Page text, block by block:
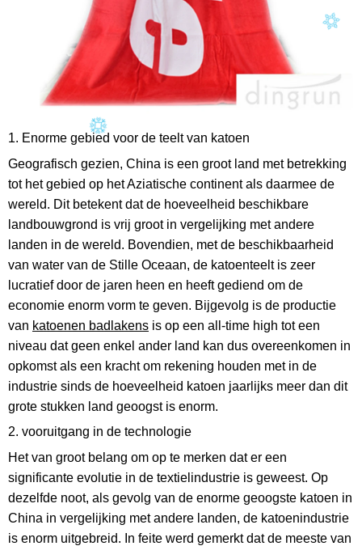
1. Enorme gebied voor de teelt van katoen
Geografisch gezien, China is een groot land met betrekking
tot het gebied op het Aziatische continent als daarmee de
wereld. Dit betekent dat de hoeveelheid beschikbare
landbouwgrond is vrij groot in vergelijking met andere
landen in de wereld. Bovendien, met de beschikbaarheid
van water van de Stille Oceaan, de katoenteelt is zeer
lucratief door de jaren heen en heeft gediend om de
economie enorm vorm te geven. Bijgevolg is de productie
van katoenen badlakens is op een all-time high tot een
niveau dat geen enkel ander land kan dus overeenkomen in
opkomst als een kracht om rekening houden met in de
industrie sinds de hoeveelheid katoen jaarlijks meer dan dit
grote stukken land geoogst is enorm.
2. vooruitgang in de technologie
Het van groot belang om op te merken dat er een
significante evolutie in de textielindustrie is geweest. Op
dezelfde noot, als gevolg van de enorme geoogste katoen in
China in vergelijking met andere landen, de katoenindustrie
is enorm uitgebreid. In feite werd gemerkt dat de meeste van